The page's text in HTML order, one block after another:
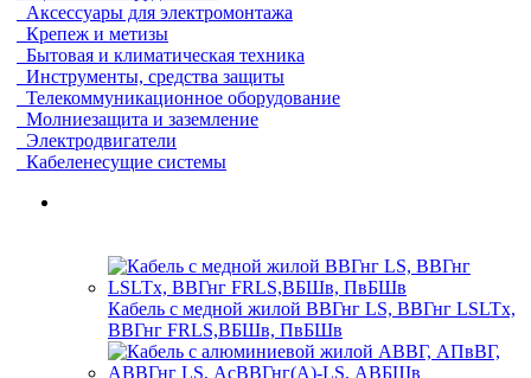
Аксессуары для электромонтажа
Крепеж и метизы
Бытовая и климатическая техника
Инструменты, средства защиты
Телекоммуникационное оборудование
Молниезащита и заземление
Электродвигатели
Кабеленесущие системы
Кабель с медной жилой ВВГнг LS, ВВГнг LSLTx,
ВВГнг FRLS,ВБШв, ПвБШв